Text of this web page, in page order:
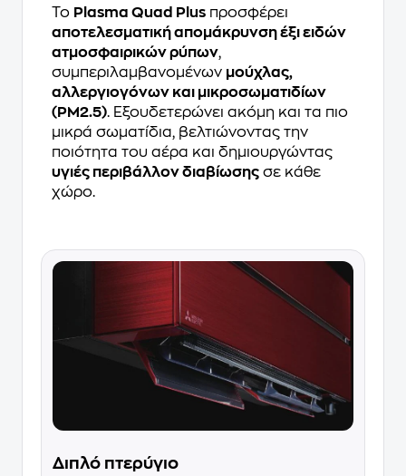
Το Plasma Quad Plus προσφέρει
αποτελεσματική απομάκρυνση έξι ειδών
ατμοσφαιρικών ρύπων,
συμπεριλαμβανομένων μούχλας,
αλλεργιογόνων και μικροσωματιδίων
(PM2.5). Εξουδετερώνει ακόμη και τα πιο
μικρά σωματίδια, βελτιώνοντας την
ποιότητα του αέρα και δημιουργώντας
υγιές περιβάλλον διαβίωσης σε κάθε
χώρο.
Διπλό πτερύγιο